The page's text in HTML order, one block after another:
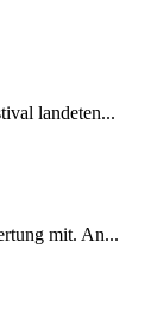
landeten...
mit. An...